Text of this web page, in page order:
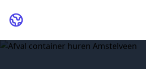
ContainerHurenIn.nl